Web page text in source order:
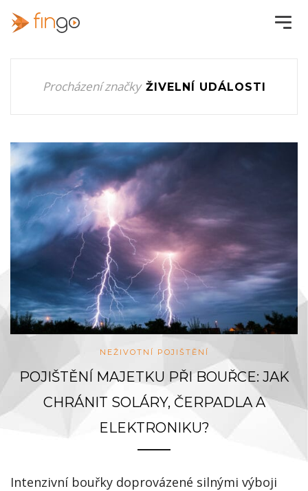
Procházení značky ŽIVELNÍ UDÁLOSTI
NEŽIVOTNÍ POJIŠTĚNÍ
POJIŠTĚNÍ MAJETKU PŘI BOUŘCE: JAK
CHRÁNIT SOLÁRY, ČERPADLA A
ELEKTRONIKU?
Intenzivní bouřky doprovázené silnými výboji